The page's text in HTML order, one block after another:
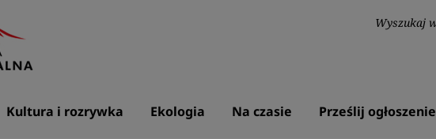
Kultura i rozrywka Ekologia Na czasie Prześlij ogłoszenie